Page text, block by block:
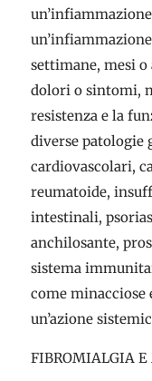
settimane, mesi
dolori o sintomi,
resistenza e la
diverse patologie
cardiovascolari,
reumatoide,
intestinali,
anchilosante,
sistema
come minacciose
un’azione
FIBROMIALGIA